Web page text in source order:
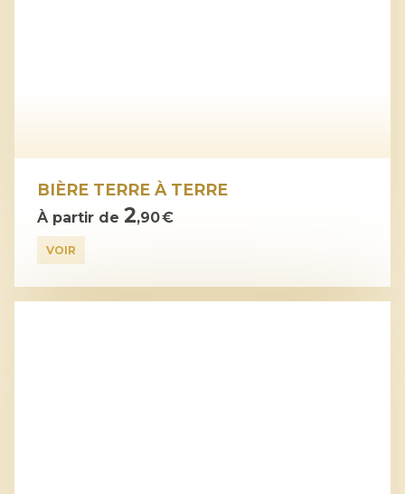
BIÈRE TERRE À TERRE
À partir de 2,90 €
VOIR